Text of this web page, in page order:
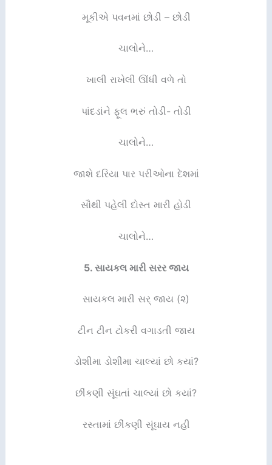
મૂકીએ પવનમાં છોડી – છોડી
ચાલોને…
ખાલી રાખેલી ઊંધી વળે તો
પાંદડાંને ફૂલ ભરું તોડી- તોડી
ચાલોને…
જાશે દરિયા પાર પરીઓના દેશમાં
સૌથી પહેલી દોસ્ત મારી હોડી
ચાલોને…
5. સાયકલ મારી સરર જાય
સાયકલ મારી સર્ જાય (૨)
ટીન ટીન ટોકરી વગાડતી જાય
ડોશીમા ડોશીમા ચાલ્યાં છો કયાં?
છીંકણી સૂંઘતાં ચાલ્યાં છો કયાં?
રસ્તામાં છીંકણી સૂંઘાય નહી